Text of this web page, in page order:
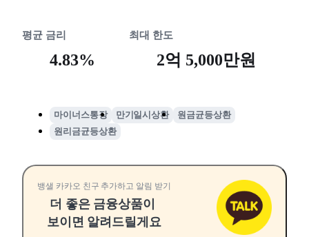
평균 금리
4.83%
최대 한도
2억 5,000만원
마이너스통장 만기일시상환
원금균등상환
원리금균등상환
뱅샐 카카오 친구 추가하고 알림 받기
더 좋은 금융상품이
보이면 알려드릴게요